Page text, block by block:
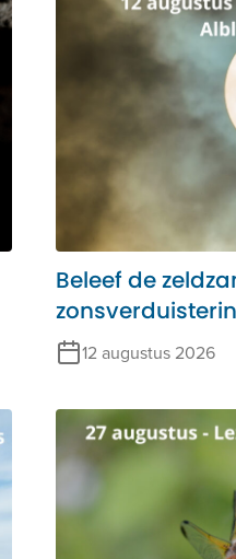
Beleef de
Alblasserbos!
12 augustus 2026